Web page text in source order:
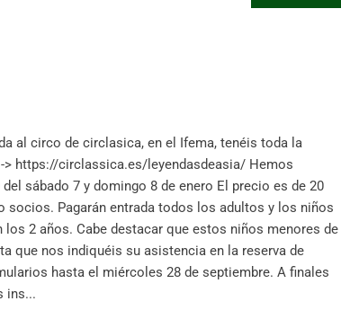
al circo de circlasica, en el Ifema, tenéis toda la
https://circlassica.es/leyendasdeasia/ Hemos
sábado 7 y domingo 8 de enero El precio es de 20
socios. Pagarán entrada todos los adultos y los niños
2 años. Cabe destacar que estos niños menores de
que nos indiquéis su asistencia en la reserva de
hasta el miércoles 28 de septiembre. A finales
ins...